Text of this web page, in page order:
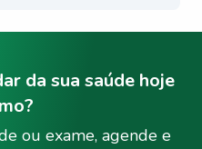
da sua saúde hoje
ou exame, agende e